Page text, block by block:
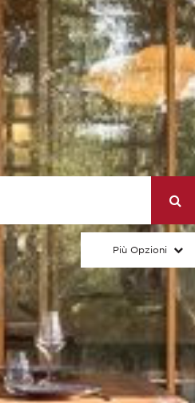
Più Opzioni